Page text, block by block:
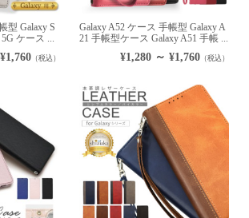
型 Galaxy S
ケース ...
（税込）
Galaxy A52 ケース 手帳型 Galaxy A
21 手帳型ケース Galaxy A51 手帳 ...
¥1,280 ～ ¥1,760 （税込）